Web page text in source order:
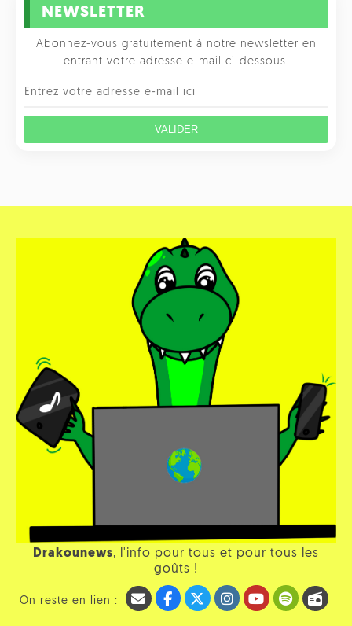
NEWSLETTER
Abonnez-vous gratuitement à notre newsletter en
entrant votre adresse e-mail ci-dessous.
VALIDER
Drakounews, l'info pour tous et pour tous les
goûts !
On reste en lien :